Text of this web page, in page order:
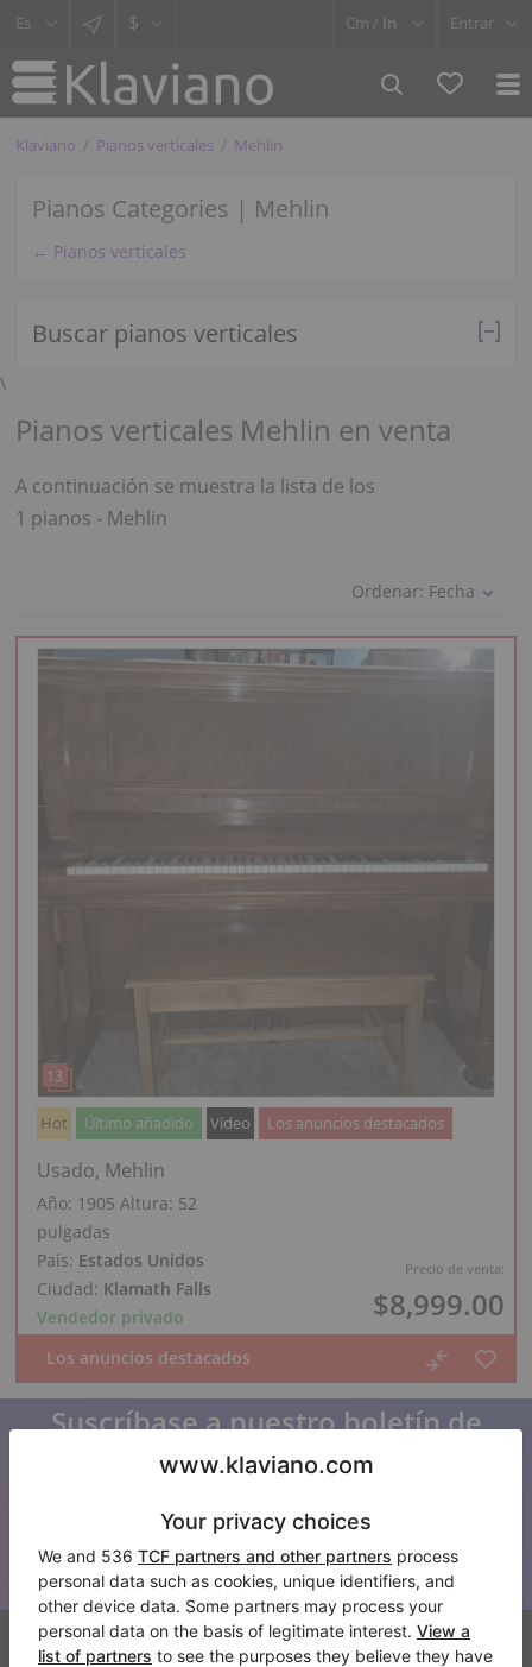
$ Cm / In Entrar
Klaviano Pianos verticales Mehlin
Pianos Categories | Mehlin
← Pianos verticales
Buscar pianos verticales
\
Pianos verticales Mehlin en venta
A continuación se muestra la lista de los
1 pianos - Mehlin
Ordenar: Fecha
Precio de venta:
$8,999.00
Hot Último añadido Vídeo Los anuncios destacados
Usado, Mehlin
Año: 1905 Altura: 52
pulgadas
País: Estados Unidos
Ciudad: Klamath Falls
Vendedor privado
Suscríbase a nuestro boletín de
noticias
Manténgase al día con todas las noticias de Klaviano